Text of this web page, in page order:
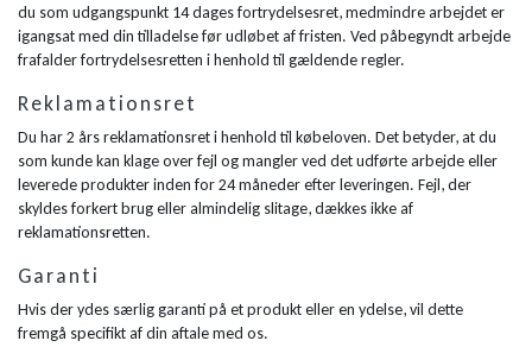
du som udgangspunkt 14 dages fortrydelsesret, medmindre arbejdet er
igangsat med din tilladelse før udløbet af fristen. Ved påbegyndt arbejde
frafalder fortrydelsesretten i henhold til gældende regler.
Reklamationsret
Du har 2 års reklamationsret i henhold til købeloven. Det betyder, at du
som kunde kan klage over fejl og mangler ved det udførte arbejde eller
leverede produkter inden for 24 måneder efter leveringen. Fejl, der
skyldes forkert brug eller almindelig slitage, dækkes ikke af
reklamationsretten.
Garanti
Hvis der ydes særlig garanti på et produkt eller en ydelse, vil dette
fremgå specifikt af din aftale med os.